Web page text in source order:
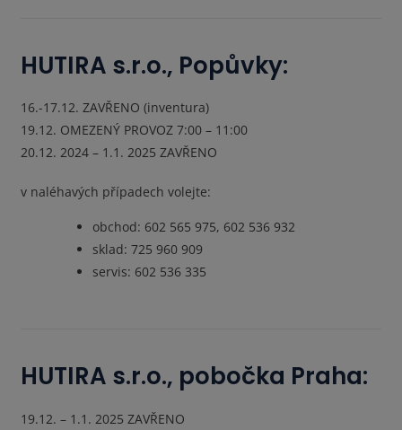
HUTIRA s.r.o., Popůvky:
16.-17.12. ZAVŘENO (inventura)
19.12. OMEZENÝ PROVOZ 7:00 – 11:00
20.12. 2024 – 1.1. 2025 ZAVŘENO
v naléhavých případech volejte:
obchod: 602 565 975, 602 536 932
sklad: 725 960 909
servis: 602 536 335
HUTIRA s.r.o., pobočka Praha:
19.12. – 1.1. 2025 ZAVŘENO